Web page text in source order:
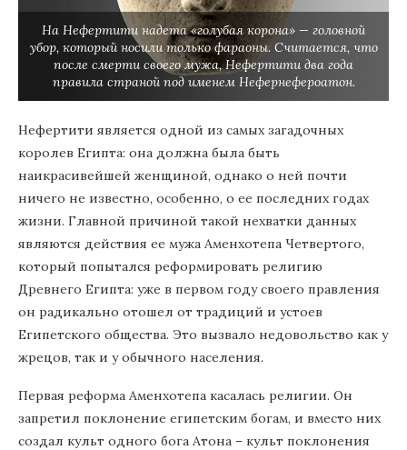
На Нефертити надета «голубая корона» — головной
убор, который носили только фараоны. Считается, что
после смерти своего мужа, Нефертити два года
правила страной под именем Нефернефероатон.
Нефертити является одной из самых загадочных
королев Египта: она должна была быть
наикрасивейшей женщиной, однако о ней почти
ничего не известно, особенно, о ее последних годах
жизни. Главной причиной такой нехватки данных
являются действия ее мужа Аменхотепа Четвертого,
который попытался реформировать религию
Древнего Египта: уже в первом году своего правления
он радикально отошел от традиций и устоев
Египетского общества. Это вызвало недовольство как у
жрецов, так и у обычного населения.
Первая реформа Аменхотепа касалась религии. Он
запретил поклонение египетским богам, и вместо них
создал культ одного бога Атона – культ поклонения